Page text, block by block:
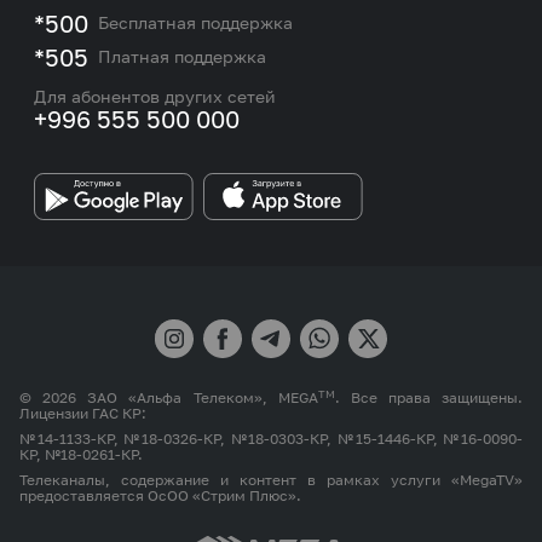
Подбор номера
M2M
Контакты сотрудников отдела по работе с
корпоративными и VIP клиентами
Карта покрытия сети и центров обслуживания
Работа в MEGA
Бренд MEGA
*500 Бесплатная поддержка
*505 Платная поддержка
Для абонентов других сетей
+996 555 500 000
© 2026 ЗАО «Альфа Телеком», MEGATM. Все права защищены.
Лицензии ГАС КР:
№14-1133-КР, №18-0326-КР, №18-0303-КР, №15-1446-КР, №16-0090-
КР, №18-0261-КР.
Телеканалы, содержание и контент в рамках услуги «MegaTV»
предоставляется ОсОО «Стрим Плюс».